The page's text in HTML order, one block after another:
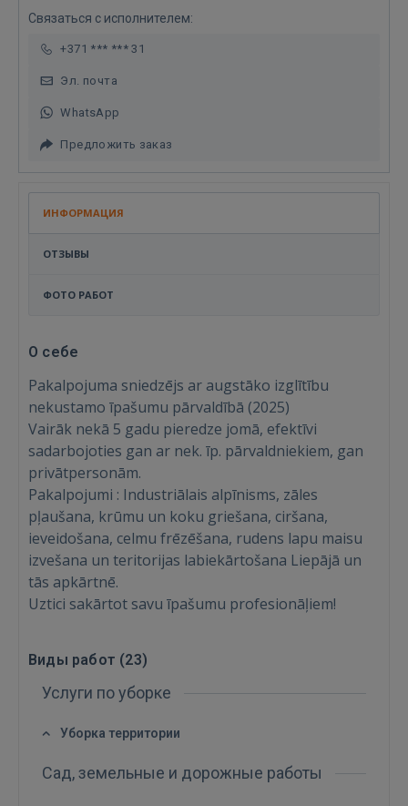
Связаться с исполнителем:
+371 *** *** 31
Эл. почта
WhatsApp
Предложить заказ
ИНФОРМАЦИЯ
ОТЗЫВЫ
ФОТО РАБОТ
О себе
Pakalpojuma sniedzējs ar augstāko izglītību
nekustamo īpašumu pārvaldībā (2025)
Vairāk nekā 5 gadu pieredze jomā, efektīvi
sadarbojoties gan ar nek. īp. pārvaldniekiem, gan
privātpersonām.
Pakalpojumi : Industriālais alpīnisms, zāles
pļaušana, krūmu un koku griešana, ciršana,
ieveidošana, celmu frēzēšana, rudens lapu maisu
izvešana un teritorijas labiekārtošana Liepājā un
tās apkārtnē.
Uztici sakārtot savu īpašumu profesionāļiem!
Виды работ (23)
Услуги по уборке
Уборка территории
Сад, земельные и дорожные работы